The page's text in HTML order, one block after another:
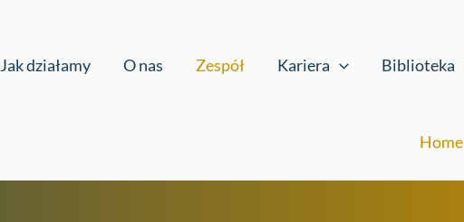
Jak działamy O nas Zespół Kariera Biblioteka
Home